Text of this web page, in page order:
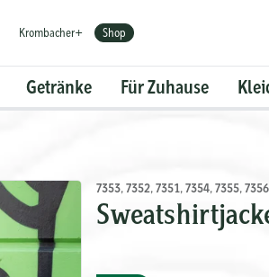
Krombacher+ Shop
Getränke Für Zuhause
7353, 7352, 7351, 7354, 7355, 7356